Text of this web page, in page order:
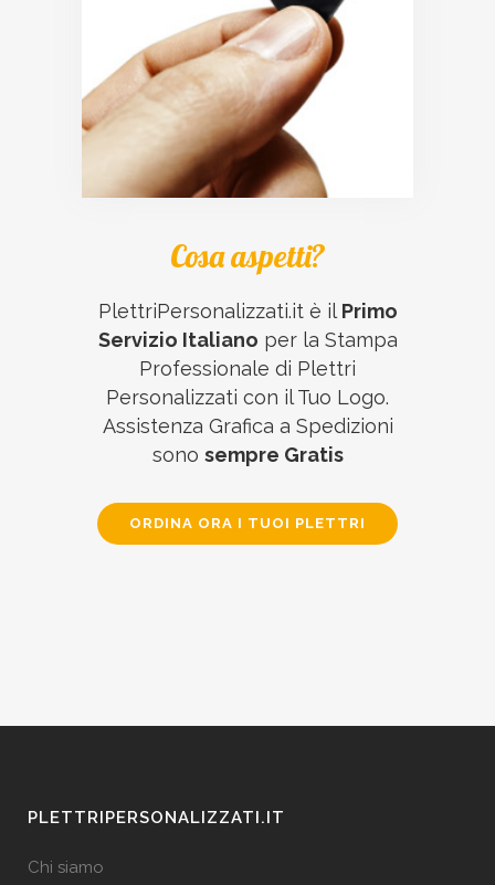
Cosa aspetti?
PlettriPersonalizzati.it è il Primo
Servizio Italiano per la Stampa
Professionale di Plettri
Personalizzati con il Tuo Logo.
Assistenza Grafica a Spedizioni
sono sempre Gratis
ORDINA ORA I TUOI PLETTRI
PLETTRIPERSONALIZZATI.IT
Chi siamo